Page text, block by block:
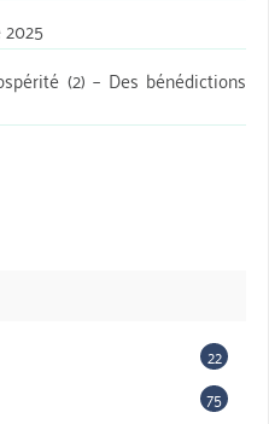
(2) – Des bénédictions
22
75